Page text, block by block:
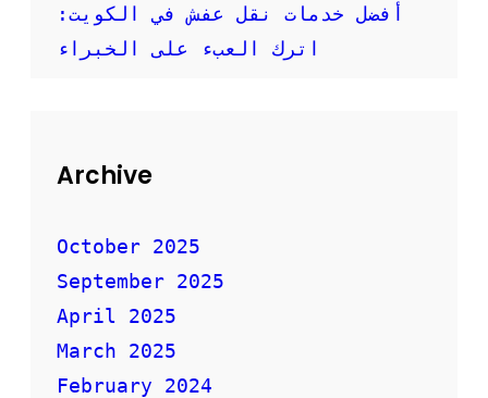
ل
أ
أفضل خدمات نقل عفش في الكويت:
اترك العبء على الخبراء
Archive
October 2025
September 2025
April 2025
March 2025
February 2024